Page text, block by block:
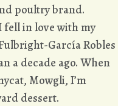
poultry brand.
fell in love with my
García Robles
a decade ago. When
Mowgli, I’m
dessert.